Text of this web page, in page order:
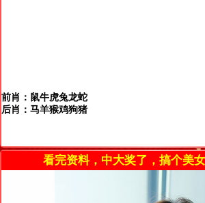
前肖：鼠牛虎兔龙蛇
后肖：马羊猴鸡狗猪
看完资料，中大奖了，搞个美